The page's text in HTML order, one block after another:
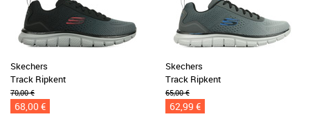
Skechers
Track Ripkent
70,00 €
68,00 €
Skechers
Track Ripkent
65,00 €
62,99 €